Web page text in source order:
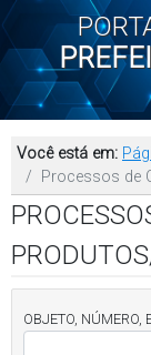
Você está em:
Processos de
OBJETO, NÚMERO,